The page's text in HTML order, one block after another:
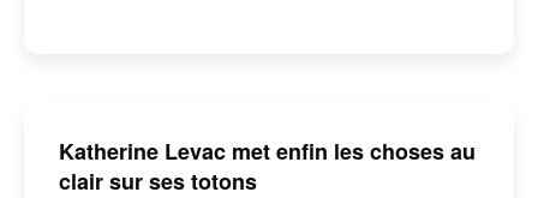
Katherine Levac met enfin les choses au
clair sur ses totons